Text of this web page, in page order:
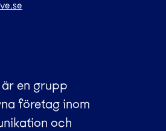
en grupp
företag inom
och